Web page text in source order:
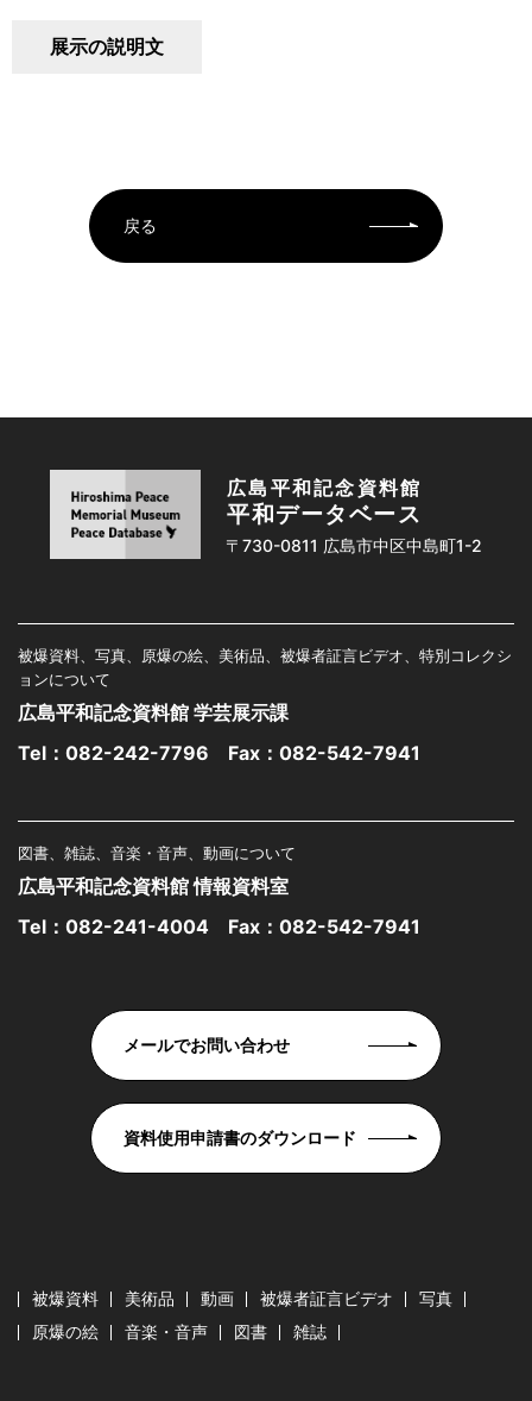
展示の説明文
戻る
広島平和記念資料館
平和データベース
〒730-0811 広島市中区中島町1-2
被爆資料、写真、原爆の絵、美術品、被爆者証言ビデオ、特別コレクシ
ョンについて
広島平和記念資料館 学芸展示課
Tel： 082-242-7796 Fax：082-542-7941
図書、雑誌、音楽・音声、動画について
広島平和記念資料館 情報資料室
Tel： 082-241-4004 Fax：082-542-7941
メールでお問い合わせ
資料使用申請書のダウンロード
被爆資料 美術品 動画 被爆者証言ビデオ
写真
原爆の絵
音楽・音声 図書 雑誌